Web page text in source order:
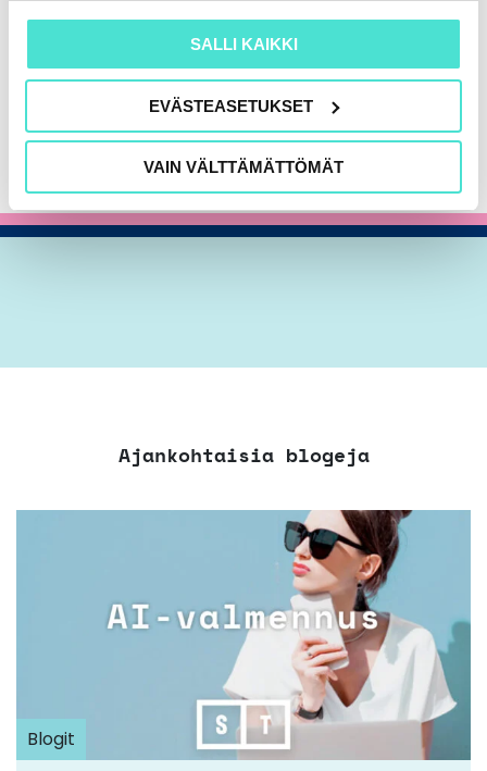
SALLI KAIKKI
EVÄSTEASETUKSET
VAIN VÄLTTÄMÄTTÖMÄT
Ajankohtaisia blogeja
Blogit